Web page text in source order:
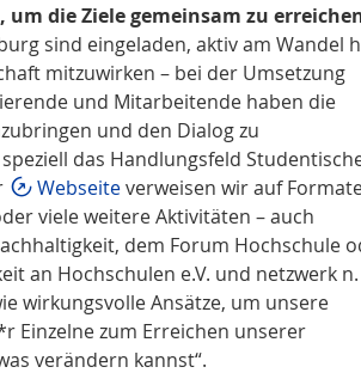
die Ziele gemeinsam zu
sind eingeladen, aktiv am Wandel
mitzuwirken – bei der Umsetzung
und Mitarbeitende haben die
und den Dialog zu
das Handlungsfeld
Webseiteverweisen wir auf
viele weitere Aktivitäten – auch
dem Forum Hochschule
an Hochschulen e.V. und netzwerk n.
wirkungsvolle Ansätze, um unsere
Einzelne zum Erreichen unserer
verändern kannst“.